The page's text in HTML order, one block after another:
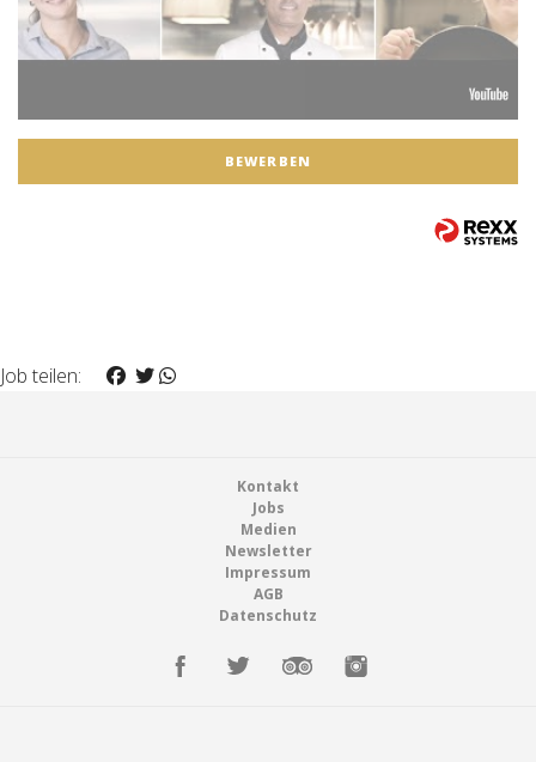
BEWERBEN
Job teilen:
Kontakt
Jobs
Medien
Newsletter
Impressum
AGB
Datenschutz